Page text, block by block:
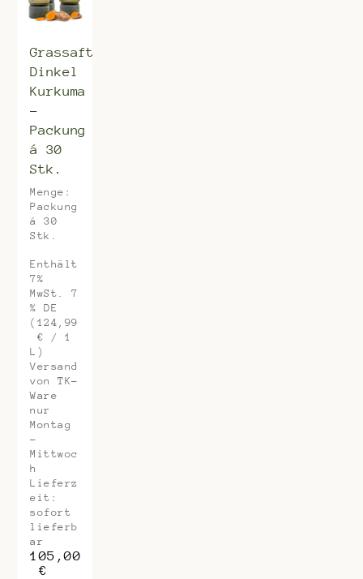
Grassaft
Dinkel
Kurkuma
–
Packung
á 30
Stk.
Menge:
Packung
á 30
Stk.
Enthält
7%
MwSt. 7
% DE
( 124,99
€ / 1
L)
Versand
von TK-
Ware
nur
Montag
-
Mittwoc
h
Lieferz
eit:
sofort
lieferb
ar
105,00
€